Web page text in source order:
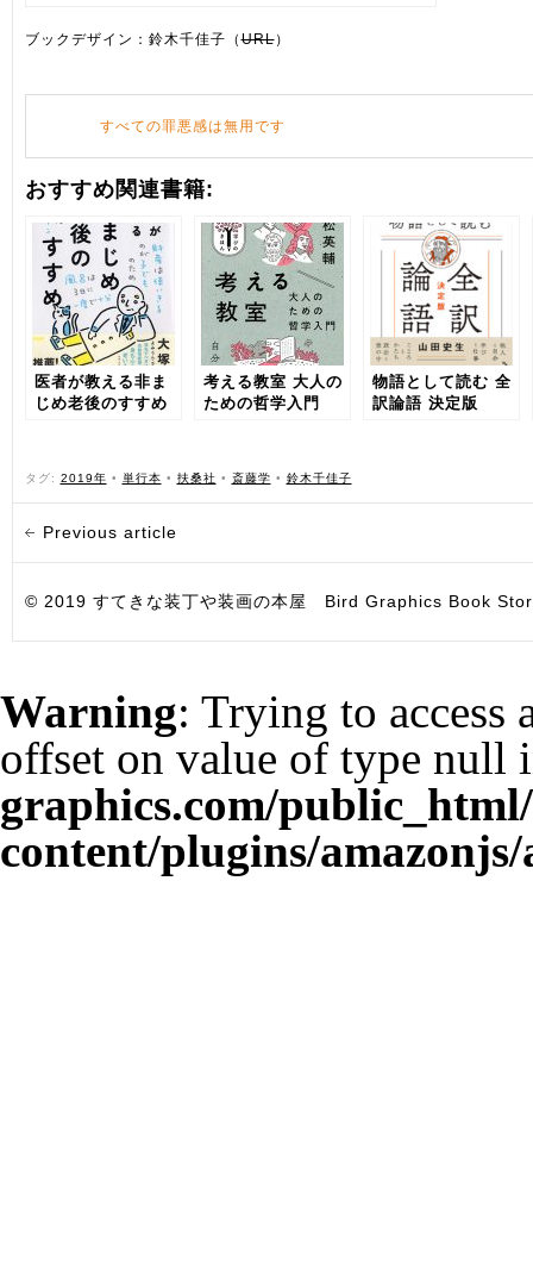
ブックデザイン：鈴木千佳子（URL）
すべての罪悪感は無用です
おすすめ関連書籍:
医者が教える非ま
じめ老後のすすめ
考える教室 大人の
ための哲学入門
物語として読む 全
訳論語 決定版
タグ: 2019年 • 単行本 • 扶桑社 • 斎藤学 • 鈴木千佳子
Previous article
© 2019 すてきな装丁や装画の本屋 Bird Graphics Book
Warning: Trying to access
offset on value of type null
graphics.com/
content/plugins/